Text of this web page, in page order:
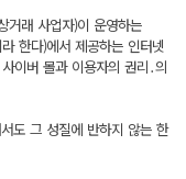
거래 사업자)이 운영하는
한다)에서 제공하는 인터넷
이버 몰과 이용자의 권리․의
도 그 성질에 반하지 않는 한